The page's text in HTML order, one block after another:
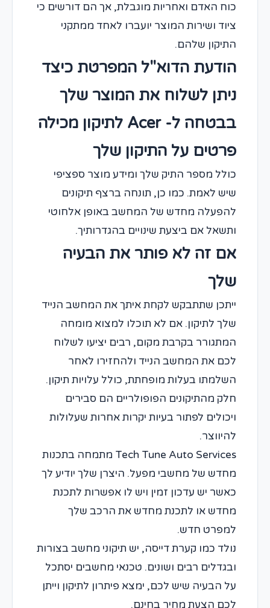
כוח האדם ואחריות מוגבלת, אך הם דורשים כי
ציוד ושירות המוצר יועברו לאחד ממתקני
התיקון שלהם.
הודעת הדוא"ל המפרטת כיצד
ניתן לשלוח את המוצר שלך
בבטחה ל- Acer לתיקון מכילה
פרטים על התיקון שלך
כולל מספר התיק שלך ומידע מוצר ספציפי
שיש לאמת. כמו כן, תונחה ברצף תיקונים
להפעלה מחדש של המחשב באופן אלחוטי
ותשאל אם ביצעת שינויים בהגדרותיך.
אם זה לא פותר את הבעיה
שלך
ייתכן שתתבקש לקחת איתך את המחשב הנייד
שלך לתיקון. אם לא תוכלו למצוא מומחה
המתגורר בקרבת מקום, רבים יציעו לשלוח
לכם את המחשב הנייד ולהחזירו לאחר
השלמתו בעלות מופחתת, כולל עלויות תיקון.
חלק מהתיקונים הפופולריים הם סבירים
ויכולים לפתור בעיות יקרות אחרות שעלולות
להיווצר.
Tech Tune Auto Services מתמחה בתכנות
מחדש של מחשבי מפעל. היצרן שלך יודיע לך
כאשר יש עדכון זמין ויש לו אפשרות לתכנת
מחדש או לתכנת מחדש את הרכב שלך
למפרט חדש.
נולד כמו קערת דייסה, יש תיקוני מחשב בצורות
ובגדלים רבים ושונים. טכנאי מחשבים יסתכל
על הבעיה שיש לכם, ימצא פיתרון לתיקון וייתן
לכם הצעת מחיר בחינם.